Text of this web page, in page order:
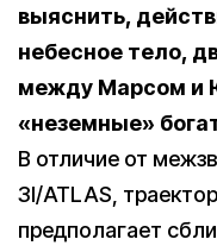
выяснить,
небесное тело,
между Марсом и
«неземные»
В отличие от
3I/ATLAS,
предполагает